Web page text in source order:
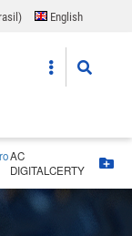
English
AC
DIGITALCERTY